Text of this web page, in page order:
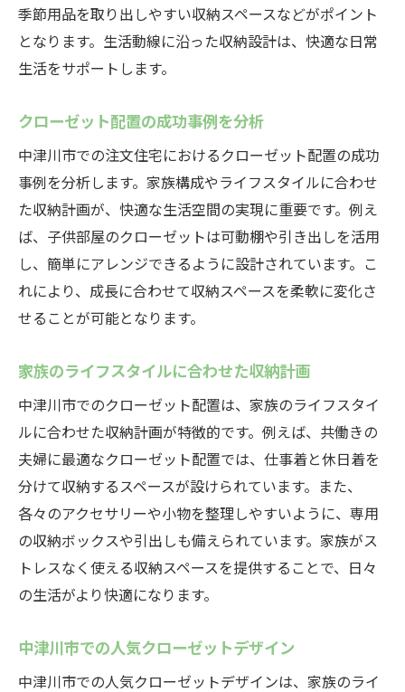
季節用品を取り出しやすい収納スペースなどがポイント
となります。生活動線に沿った収納設計は、快適な日常
生活をサポートします。
クローゼット配置の成功事例を分析
中津川市での注文住宅におけるクローゼット配置の成功
事例を分析します。家族構成やライフスタイルに合わせ
た収納計画が、快適な生活空間の実現に重要です。例え
ば、子供部屋のクローゼットは可動棚や引き出しを活用
し、簡単にアレンジできるように設計されています。こ
れにより、成長に合わせて収納スペースを柔軟に変化さ
せることが可能となります。
家族のライフスタイルに合わせた収納計画
中津川市でのクローゼット配置は、家族のライフスタイ
ルに合わせた収納計画が特徴的です。例えば、共働きの
夫婦に最適なクローゼット配置では、仕事着と休日着を
分けて収納するスペースが設けられています。また、
各々のアクセサリーや小物を整理しやすいように、専用
の収納ボックスや引出しも備えられています。家族がス
トレスなく使える収納スペースを提供することで、日々
の生活がより快適になります。
中津川市での人気クローゼットデザイン
中津川市での人気クローゼットデザインは、家族のライ